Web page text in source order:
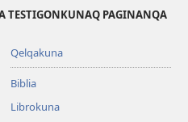
TESTIGONKUNAQ PAGINANQA
Qelqakuna
Biblia
Librokuna